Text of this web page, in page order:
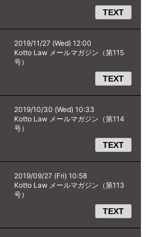
TEXT
2019/11/27 (Wed) 12:00
Kotto Law メールマガジン（第115
号）
TEXT
2019/10/30 (Wed) 10:33
Kotto Law メールマガジン（第114
号）
TEXT
2019/09/27 (Fri) 10:58
Kotto Law メールマガジン（第113
号）
TEXT